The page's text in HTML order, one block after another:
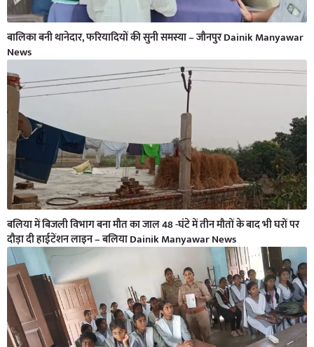
बालिका बनी थानेदार, फरियादियों की सुनी समस्या – जौनपुर Dainik Manyawar
News
बलिया में बिजली विभाग बना मौत का जाल 48 -घंटे में तीन मौतों के बाद भी घरों पर
दौड़ा दी हाईटेंशन लाइन – बलिया Dainik Manyawar News